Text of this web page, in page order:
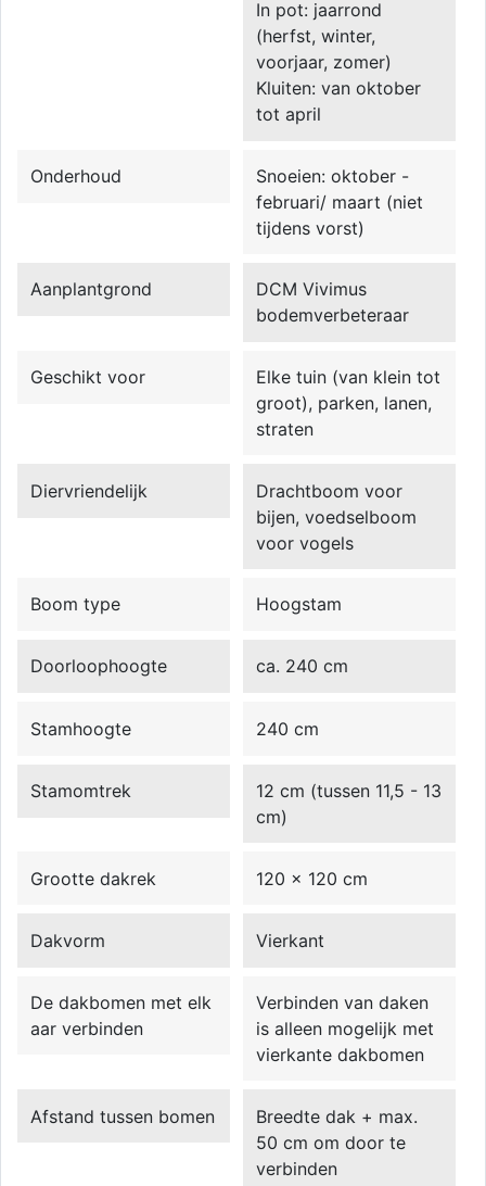
In pot: jaarrond
(herfst, winter,
voorjaar, zomer)
Kluiten: van oktober
tot april
Onderhoud
Snoeien: oktober -
februari/ maart (niet
tijdens vorst)
Aanplantgrond
DCM Vivimus
bodemverbeteraar
Geschikt voor
Elke tuin (van klein tot
groot), parken, lanen,
straten
Diervriendelijk
Drachtboom voor
bijen, voedselboom
voor vogels
Boom type Hoogstam
Doorloophoogte ca. 240 cm
Stamhoogte 240 cm
Stamomtrek
12 cm (tussen 11,5 - 13
cm)
Grootte dakrek 120 x 120 cm
Dakvorm Vierkant
De dakbomen met elk
aar verbinden
Verbinden van daken
is alleen mogelijk met
vierkante dakbomen
Afstand tussen bomen
Breedte dak + max.
50 cm om door te
verbinden